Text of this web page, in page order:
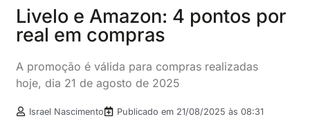
Livelo e Amazon: 4 pontos por
real em compras
A promoção é válida para compras realizadas
hoje, dia 21 de agosto de 2025
Israel Nascimento Publicado em 21/08/2025 às 08:31